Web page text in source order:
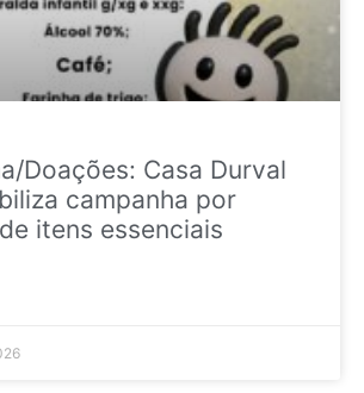
Doações: Casa Durval
campanha por
itens essenciais